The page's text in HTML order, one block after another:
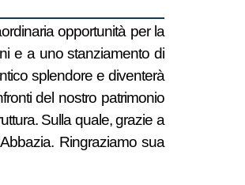
opportunità per la
e a uno stanziamento di
splendore e diventerà
del nostro patrimonio
Sulla quale, grazie a
Ringraziamo sua